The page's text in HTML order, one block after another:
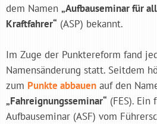
dem Namen „Aufbauseminar für
Kraftfahrer“ (ASP) bekannt.
Im Zuge der Punktereform fand
Namensänderung statt. Seitdem
zum Punkte abbauen auf den
„Fahreignungsseminar“ (FES).
Aufbauseminar (ASF) vom